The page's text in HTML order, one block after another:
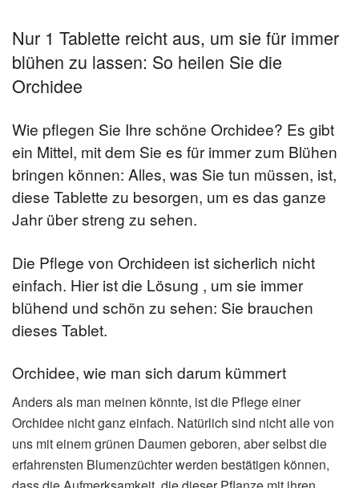
Nur 1 Tablette reicht aus, um sie für immer
blühen zu lassen: So heilen Sie die
Orchidee
Wie pflegen Sie Ihre schöne Orchidee? Es gibt
ein Mittel, mit dem Sie es für immer zum Blühen
bringen können: Alles, was Sie tun müssen, ist,
diese Tablette zu besorgen, um es das ganze
Jahr über streng zu sehen.
Die Pflege von Orchideen ist sicherlich nicht
einfach. Hier ist die Lösung , um sie immer
blühend und schön zu sehen: Sie brauchen
dieses Tablet.
Orchidee, wie man sich darum kümmert
Anders als man meinen könnte, ist die Pflege einer
Orchidee nicht ganz einfach. Natürlich sind nicht alle von
uns mit einem grünen Daumen geboren, aber selbst die
erfahrensten Blumenzüchter werden bestätigen können,